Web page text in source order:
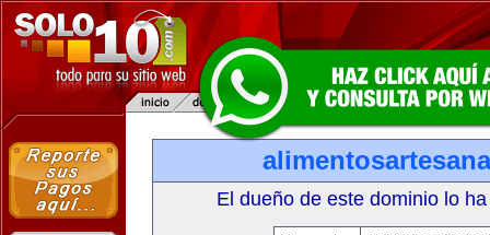
El dueño de este dominio lo